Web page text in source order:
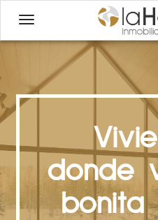
donde
bonita